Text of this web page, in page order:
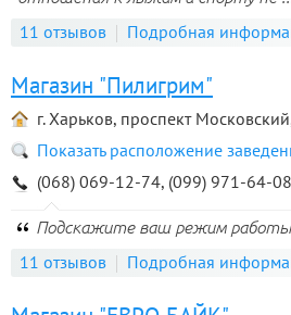
11 отзывов Подробная
Магазин "Пилигрим"
г. Харьков, проспект
Показать расположение
(068) 069-12-74, (099) 971-64-
Подскажите ваш режим
11 отзывов Подробная